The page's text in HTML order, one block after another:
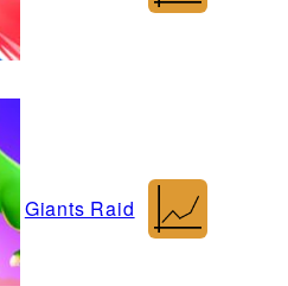
Giants Raid